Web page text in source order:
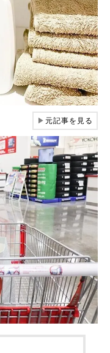
▶元記事を見る